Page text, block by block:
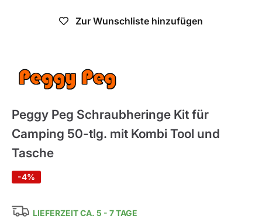
Zur Wunschliste hinzufügen
Peggy Peg Schraubheringe Kit für
Camping 50-tlg. mit Kombi Tool und
Tasche
-4%
LIEFERZEIT CA. 5 - 7 TAGE